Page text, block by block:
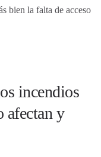
bien la falta de acceso
incendios
afectan y